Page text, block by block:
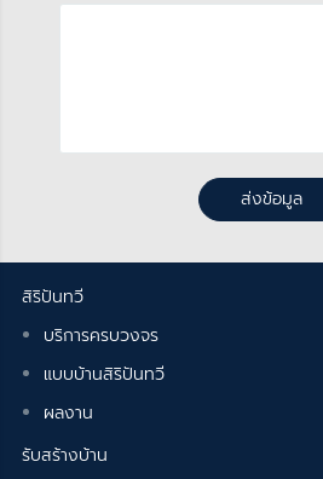
ส่งข้อมูล
สิริปันทวี
บริการครบวงจร
แบบบ้านสิริปันทวี
ผลงาน
รับสร้างบ้าน